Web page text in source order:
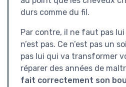
durs comme du fil.
Par contre, il ne faut pas lui
n’est pas. Ce n’est pas un
pas lui qui va transformer
réparer des années de
fait correctement son